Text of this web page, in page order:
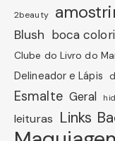
2beauty
Blush boca
Clube do Livro do
Delineador e Lápis
Esmalte Geral
leituras Links